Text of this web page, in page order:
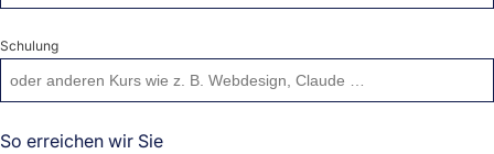
Schulung
So erreichen wir Sie